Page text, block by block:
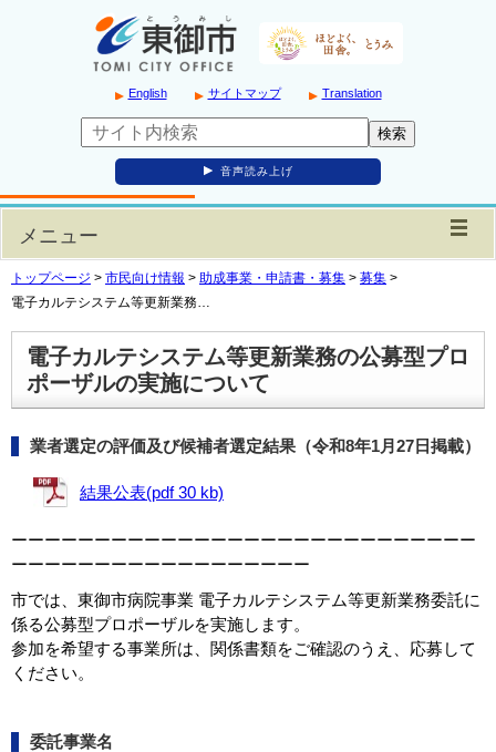
English サイトマップ Translation
音声読み上げ
メニュー
トップページ > 市民向け情報 > 助成事業・申請書・募集 > 募集 >
電子カルテシステム等更新業務…
電子カルテシステム等更新業務の公募型プロ
ポーザルの実施について
業者選定の評価及び候補者選定結果（令和8年1月27日掲載）
結果公表(pdf 30 kb)
ーーーーーーーーーーーーーーーーーーーーーーーーーーーー
ーーーーーーーーーーーーーーーーーー
市では、東御市病院事業 電子カルテシステム等更新業務委託に
係る公募型プロポーザルを実施します。
参加を希望する事業所は、関係書類をご確認のうえ、応募して
ください。
委託事業名